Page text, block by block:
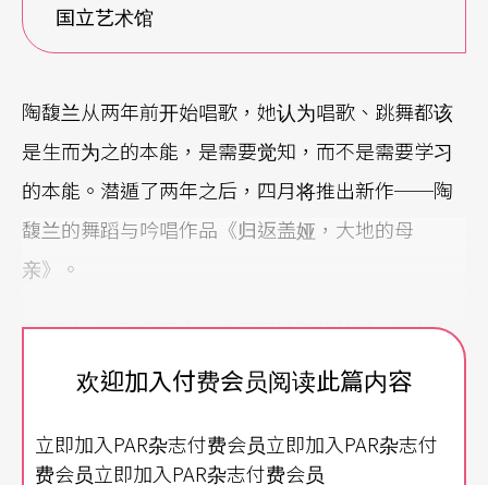
国立艺术馆
陶馥兰从两年前开始唱歌，她认为唱歌、跳舞都该
是生而为之的本能，是需要觉知，而不是需要学习
的本能。潜遁了两年之后，四月将推出新作──陶
馥兰的舞蹈与吟唱作品《归返盖娅，大地的母
亲》。
老实说，她改变很大。二月拜访陶馥兰时，她从台
北市闹区搬到淡水近山又见海的郊区已有两年了，
八〇年代下半期陶馥兰从美国回来时，她的作品带
欢迎加入付费会员阅读此篇内容
立即加入PAR杂志付费会员立即加入PAR杂志付
费会员立即加入PAR杂志付费会员